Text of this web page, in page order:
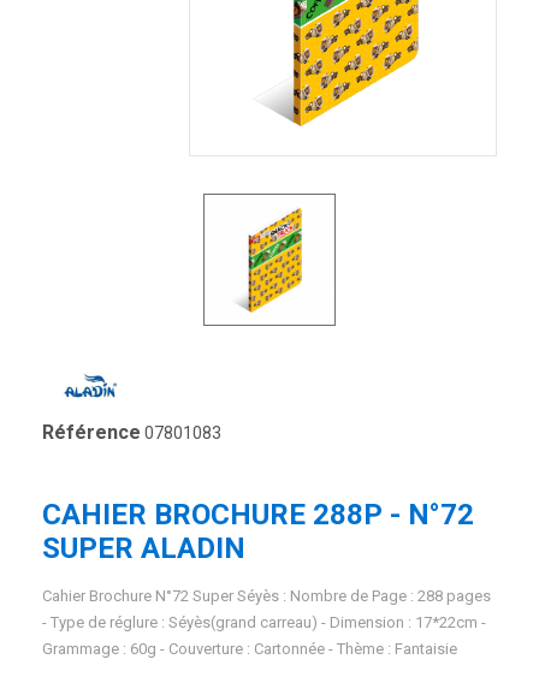
Référence 07801083
CAHIER BROCHURE 288P - N°72
SUPER ALADIN
Cahier Brochure N°72 Super Séyès : Nombre de Page : 288 pages
- Type de réglure : Séyès(grand carreau) - Dimension : 17*22cm -
Grammage : 60g - Couverture : Cartonnée - Thème : Fantaisie